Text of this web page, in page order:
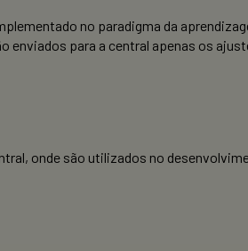
no paradigma da
para a central apenas os
onde são utilizados no